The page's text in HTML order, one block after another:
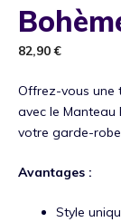
82,90€
Offrez-vous une
avec le
votre garde-
Avantages :
Style